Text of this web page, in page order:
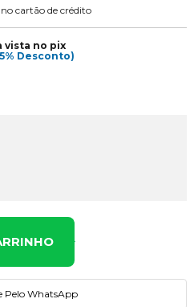
cartão de crédito
vista no pix
Desconto)
Pelo WhatsApp